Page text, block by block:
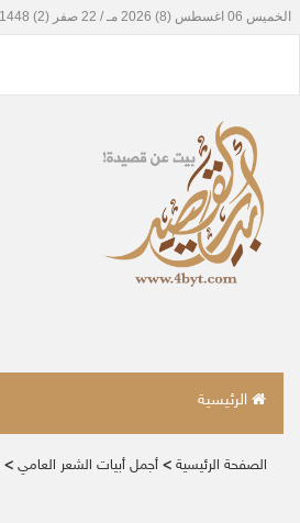
الرئيسية
الصفحة الرئيسية > أجمل أبيات الشعر العامي >